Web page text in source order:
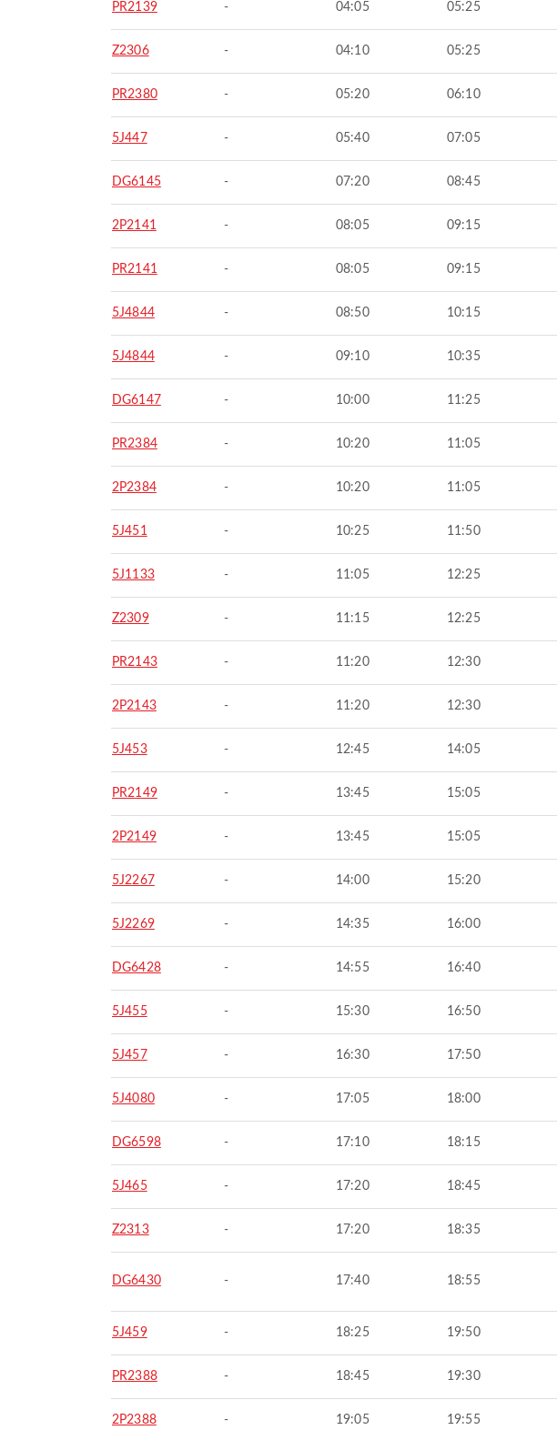
PR2139 - 04:05 05:25
Z2306 - 04:10 05:25
PR2380 - 05:20 06:10
5J447 - 05:40 07:05
DG6145 - 07:20 08:45
2P2141 - 08:05 09:15
PR2141 - 08:05 09:15
5J4844 - 08:50 10:15
5J4844 - 09:10 10:35
DG6147 - 10:00 11:25
PR2384 - 10:20 11:05
2P2384 - 10:20 11:05
5J451 - 10:25 11:50
5J1133 - 11:05 12:25
Z2309 - 11:15 12:25
PR2143 - 11:20 12:30
2P2143 - 11:20 12:30
5J453 - 12:45 14:05
PR2149 - 13:45 15:05
2P2149 - 13:45 15:05
5J2267 - 14:00 15:20
5J2269 - 14:35 16:00
DG6428 - 14:55 16:40
5J455 - 15:30 16:50
5J457 - 16:30 17:50
5J4080 - 17:05 18:00
DG6598 - 17:10 18:15
5J465 - 17:20 18:45
Z2313 - 17:20 18:35
DG6430 - 17:40 18:55
5J459 - 18:25 19:50
PR2388 - 18:45 19:30
2P2388 - 19:05 19:55